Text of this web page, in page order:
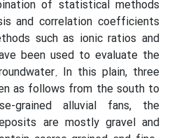
of statistical methods
and correlation coefficients
such as ionic ratios and
been used to evaluate the
In this plain, three
as follows from the south to
grained alluvial fans, the
are mostly gravel and